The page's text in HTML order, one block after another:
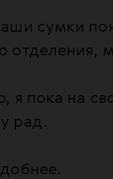
сумки
отделения,
я пока на
рад.